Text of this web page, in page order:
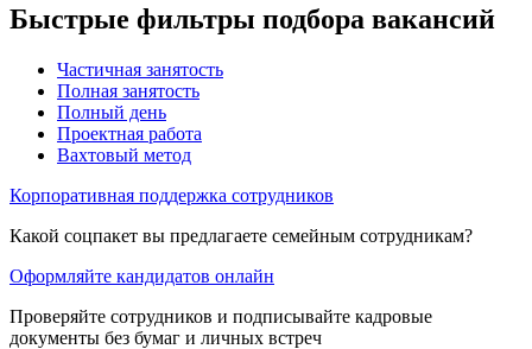
Быстрые фильтры подбора вакансий
Частичная занятость
Полная занятость
Полный день
Проектная работа
Вахтовый метод
Корпоративная поддержка сотрудников
Какой соцпакет вы предлагаете семейным сотрудникам?
Оформляйте кандидатов онлайн
Проверяйте сотрудников и подписывайте кадровые
документы без бумаг и личных встреч